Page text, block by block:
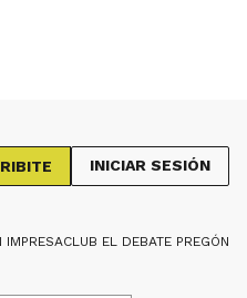
INICIAR SESIÓN
IMPRESACLUB EL DEBATE PREGÓN